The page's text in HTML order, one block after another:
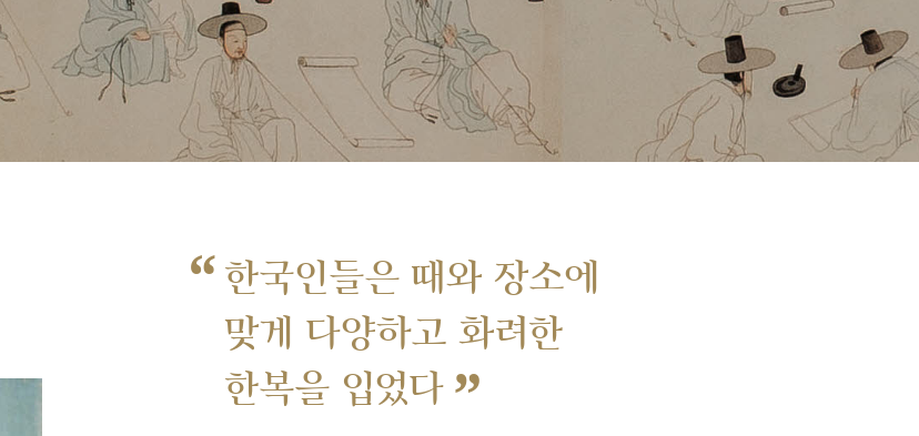
“ 한국인들은 때와 장소에
맞게 다양하고 화려한
한복을 입었다 ”